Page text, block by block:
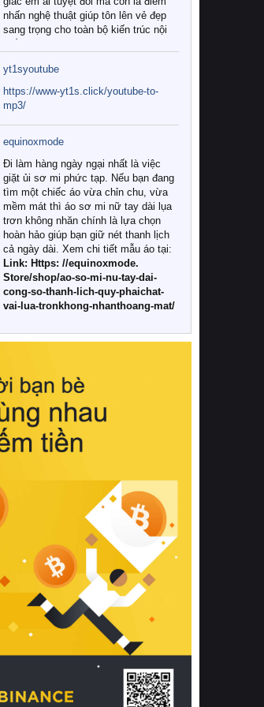
nhấn nghệ thuật giúp tôn lên vẻ đẹp
sang trọng cho toàn bộ kiến trúc nội
Tuy nhiên, giữa thị trường đa dạng
với vô vàn thương hiệu và mẫu mã
như hiện nay, làm thế nào để chọn
được những bộ chăn ga gối đệm cao
cấp thực sự chất lượng, phù hợp với
khí hậu và nhu cầu sử dụng của gia
đình? Hãy cùng chúng tôi đi tìm lời
giải đáp chi tiết qua bài viết dưới đây.
1. Tại sao các gia đình hiện đại lại ưa
chuộng chăn ga gối đệm cao cấp?
Khác với các dòng sản phẩm thông
thường, những bộ chăn ga gối đệm
cao cấp trải qua quy trình sản xuất
nghiêm ngặt từ khâu chọn lọc nguyên
liệu tự nhiên đến công nghệ dệt
nhuộm hiện đại không chứa hóa chất
này, bạn sẽ cảm nhận rõ rệt sự khác
hồi chuẩn xác của phần đệm nâng đỡ
cột sống.
Bên cạnh đó, việc lựa chọn các dòng
sản phẩm đạt chuẩn chất lượng quốc
tế còn giúp ngăn ngừa tình trạng kích
khuẩn và nấm mốc trong điều kiện
thời tiết nóng ẩm. Bạn có thể tìm hiểu
thêm các nghiên cứu khoa học về tác
động của giấc ngủ và môi trường
phòng ngủ đối với sức khỏe con
người tại Sleep Foundation (External
Link) để có cái nhìn toàn diện hơn.
2. Các tiêu chí vàng khi lựa chọn
chăn ga gối đệm cao cấp cho phòng
ngủ
Để sở hữu một bộ chăn ga gối đệm
cao cấp hoàn hảo cả về thẩm mỹ lẫn
công năng, người tiêu dùng cần cân
nhắc kỹ lưỡng các tiêu chí quan trọng
yt1syoutube
https://www-yt1s.click/youtube-to-
mp3/
equinoxmode
Đi làm hàng ngày ngại nhất là việc
giặt ủi sơ mi phức tạp. Nếu bạn đang
tìm một chiếc áo vừa chỉn chu, vừa
mềm mát thì áo sơ mi nữ tay dài lụa
trơn không nhăn chính là lựa chọn
hoàn hảo giúp bạn giữ nét thanh lịch
cả ngày dài. Xem chi tiết mẫu áo tại:
Link: Https: //equinoxmode.
Store/shop/ao-so-mi-nu-tay-dai-
cong-so-thanh-lich-quy-phaichat-
vai-lua-tronkhong-nhanthoang-mat/